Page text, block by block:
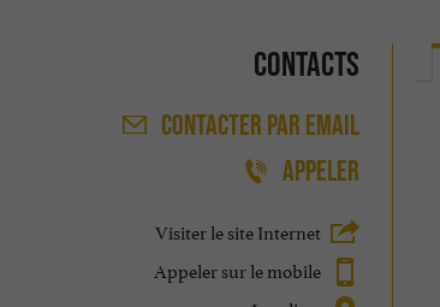
Contacts
CONTACTER PAR EMAIL
APPELER
Visiter le site Internet
Appeler sur le mobile